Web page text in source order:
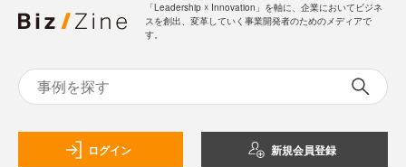
「Leadership ☓ Innovation」を軸に、企業においてビジネ
スを創出、変革していく事業開発者のためのメディアで
す。
ログイン 新規会員登録